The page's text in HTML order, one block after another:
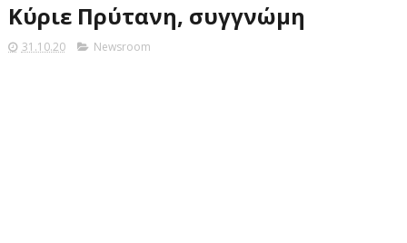
Κύριε Πρύτανη, συγγνώμη
31.10.20 Newsroom